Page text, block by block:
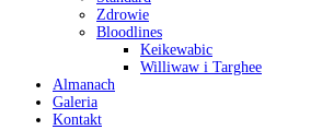
Zdrowie
Bloodlines
Keikewabic
Williwaw i Targhee
Almanach
Galeria
Kontakt